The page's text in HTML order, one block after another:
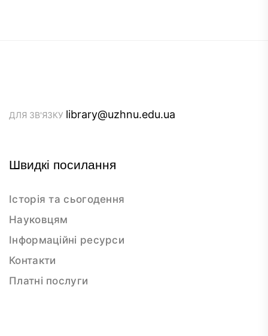
ДЛЯ ЗВ'ЯЗКУ library@uzhnu.edu.ua
Швидкі посилання
Історія та сьогодення
Науковцям
Інформаційні ресурси
Контакти
Платні послуги